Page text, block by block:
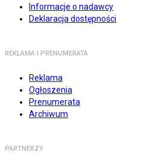
Informacje o nadawcy
Deklaracja dostępności
REKLAMA I PRENUMERATA
Reklama
Ogłoszenia
Prenumerata
Archiwum
PARTNERZY